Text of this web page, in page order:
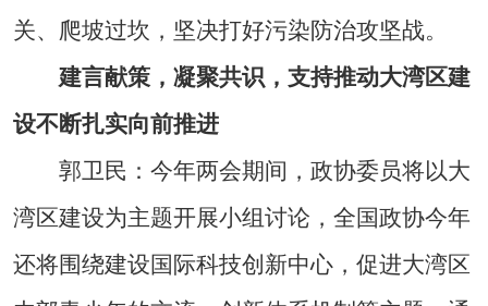
关、爬坡过坎，坚决打好污染防治攻坚战。
建言献策，凝聚共识，支持推动大湾区建
设不断扎实向前推进
郭卫民：今年两会期间，政协委员将以大
湾区建设为主题开展小组讨论，全国政协今年
还将围绕建设国际科技创新中心，促进大湾区